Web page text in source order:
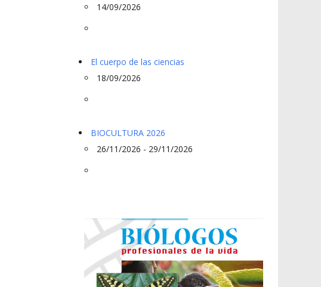
14/09/2026
El cuerpo de las ciencias
18/09/2026
BIOCULTURA 2026
26/11/2026 - 29/11/2026